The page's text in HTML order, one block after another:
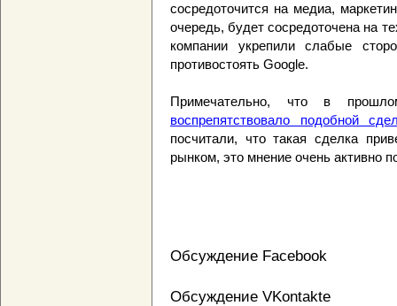
сосредоточится на медиа,
очередь, будет сосредоточена на
компании укрепили слабые
противостоять Google.
Примечательно, что в
воспрепятствовало подобной
посчитали, что такая сделка
рынком, это мнение очень активно
Обсуждение Facebook
Обсуждение VKontakte